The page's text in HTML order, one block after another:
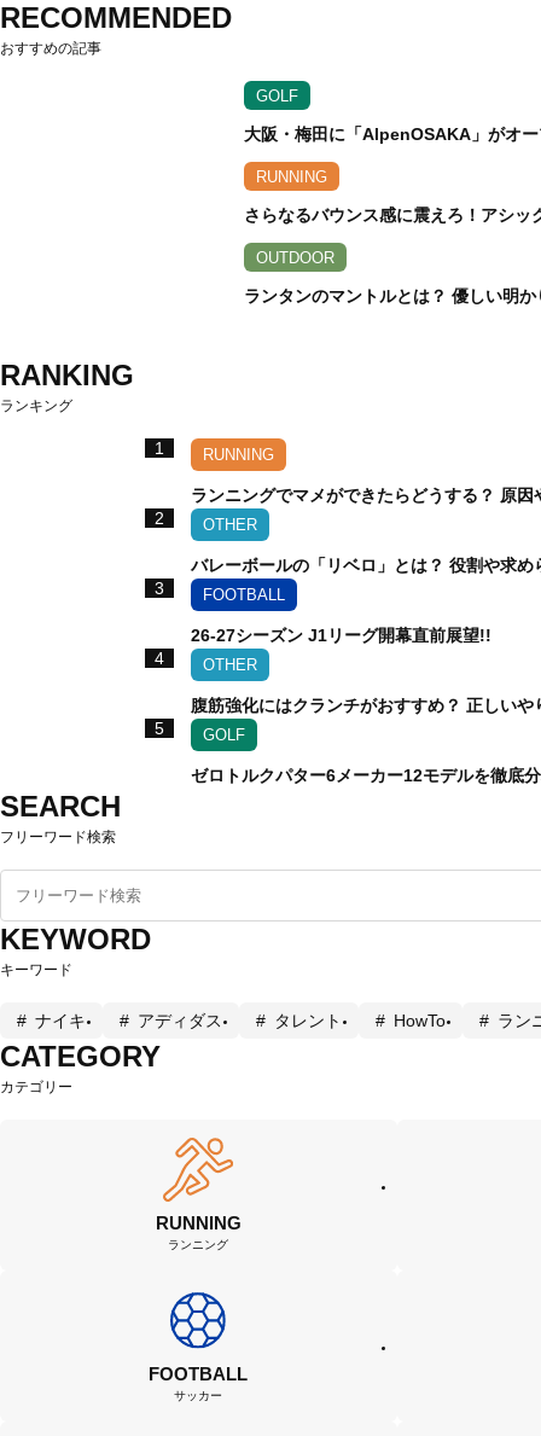
RECOMMENDED
おすすめの記事
GOLF
大阪・梅田に「AlpenOSAKA」がオ
RUNNING
さらなるバウンス感に震えろ！アシ
OUTDOOR
ランタンのマントルとは？ 優しい明
RANKING
ランキング
1 RUNNING
ランニングでマメができたらどうする？ 原
2
OTHER
バレーボールの「リベロ」とは？ 役割や求め
3
FOOTBALL
26-27シーズン J1リーグ開幕直前展望!!
4
OTHER
腹筋強化にはクランチがおすすめ？ 正しいや
5
GOLF
ゼロトルクパター6メーカー12モデルを徹底
SEARCH
フリーワード検索
KEYWORD
キーワード
ナイキ アディダス タレント HowTo ラン
CATEGORY
カテゴリー
RUNNING
ランニング
FOOTBALL
サッカー